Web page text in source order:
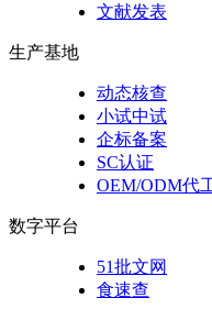
文献发表
生产基地
动态核查
小试中试
企标备案
SC认证
OEM/ODM代
数字平台
51批文网
食速查